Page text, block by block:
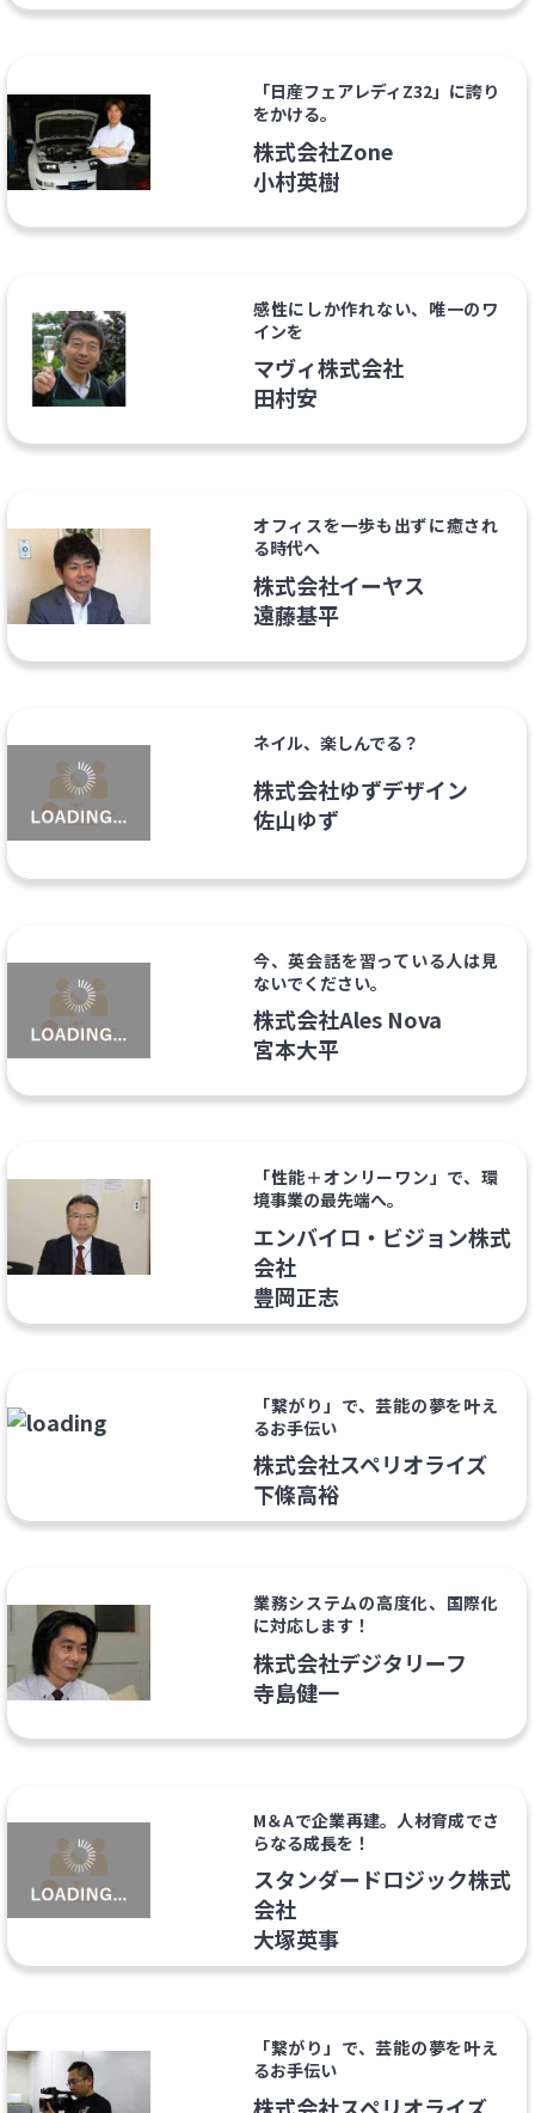
「日産フェアレディZ32」に誇り
をかける。
株式会社Zone
小村英樹
感性にしか作れない、唯一のワ
インを
マヴィ株式会社
田村安
オフィスを一歩も出ずに癒され
る時代へ
株式会社イーヤス
遠藤基平
ネイル、楽しんでる？
株式会社ゆずデザイン
佐山ゆず
今、英会話を習っている人は見
ないでください。
株式会社Ales Nova
宮本大平
「性能＋オンリーワン」で、環
境事業の最先端へ。
エンバイロ・ビジョン株式
会社
豊岡正志
「繋がり」で、芸能の夢を叶え
るお手伝い
株式会社スペリオライズ
下條高裕
業務システムの高度化、国際化
に対応します！
株式会社デジタリーフ
寺島健一
M＆Aで企業再建。人材育成でさ
らなる成長を！
スタンダードロジック株式
会社
大塚英事
「繋がり」で、芸能の夢を叶え
るお手伝い